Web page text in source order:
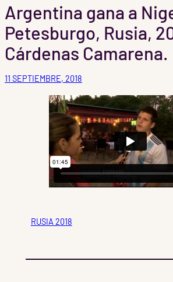
Argentina gana a
Petesburgo, Rusia,
Cárdenas Camarena.
11 SEPTIEMBRE, 2018
RUSIA 2018